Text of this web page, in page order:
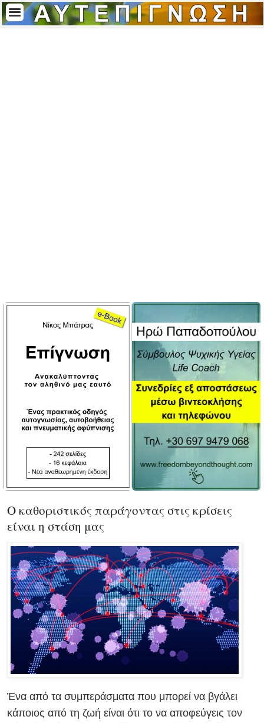
Ο καθοριστικός παράγοντας στις κρίσεις
είναι η στάση μας
Ένα από τα συμπεράσματα που μπορεί να βγάλει
κάποιος από τη ζωή είναι ότι το να αποφεύγεις τον